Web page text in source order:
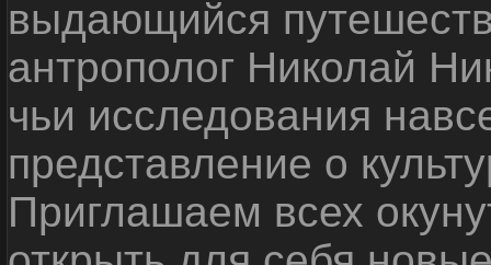
выдающийся
антрополог Николай
чьи исследования
представление о
Приглашаем всех